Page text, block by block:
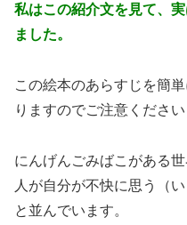
私はこの紹介文を見て、
ました。
この絵本のあらすじを簡
りますのでご注意ください
にんげんごみばこがある
人が自分が不快に思う（
と並んでいます。